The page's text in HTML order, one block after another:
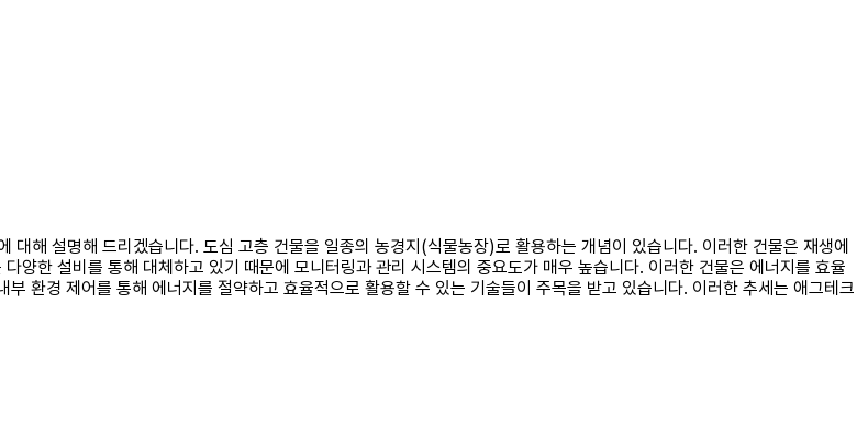
대해 설명해 드리겠습니다. 도심 고층 건물을 일종의 농경지(식물농장)로 활용하는 개념이 있습니다. 이러한 건물은 재생에
양한 설비를 통해 대체하고 있기 때문에 모니터링과 관리 시스템의 중요도가 매우 높습니다. 이러한 건물은 에너지를 효율
환경 제어를 통해 에너지를 절약하고 효율적으로 활용할 수 있는 기술들이 주목을 받고 있습니다. 이러한 추세는 애그테크